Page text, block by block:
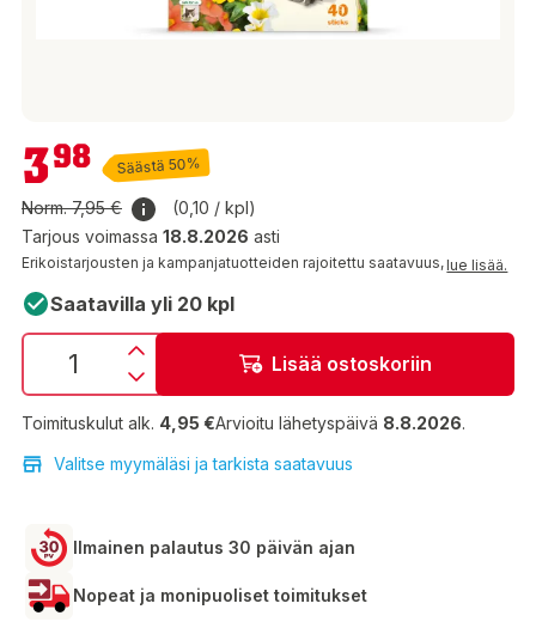
3,98 €
398 Säästä 50%
Norm.7,95 €
(0,10 / kpl)
Tarjous voimassa 18.8.2026 asti
Erikoistarjousten ja kampanjatuotteiden rajoitettu saatavuus,lue lisää.
Saatavilla yli 20 kpl
Lisää ostoskoriin
Toimituskulut alk. 4,95 €Arvioitu lähetyspäivä 8.8.2026.
Valitse myymäläsi ja tarkista saatavuus
Ilmainen palautus 30 päivän ajan
Nopeat ja monipuoliset toimitukset